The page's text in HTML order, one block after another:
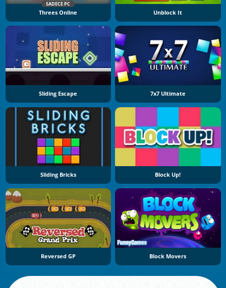
SADECE PC
Threes Online Unblock It
Sliding Escape 7x7 Ultimate
Sliding Bricks Block Up!
Reversed GP Block Movers